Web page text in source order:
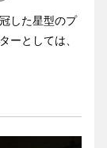
した星型のプ
ーとしては、